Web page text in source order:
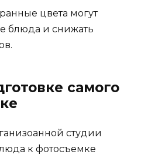
цвета могут
блюда и снижать
самого
студии
к фотосъемке